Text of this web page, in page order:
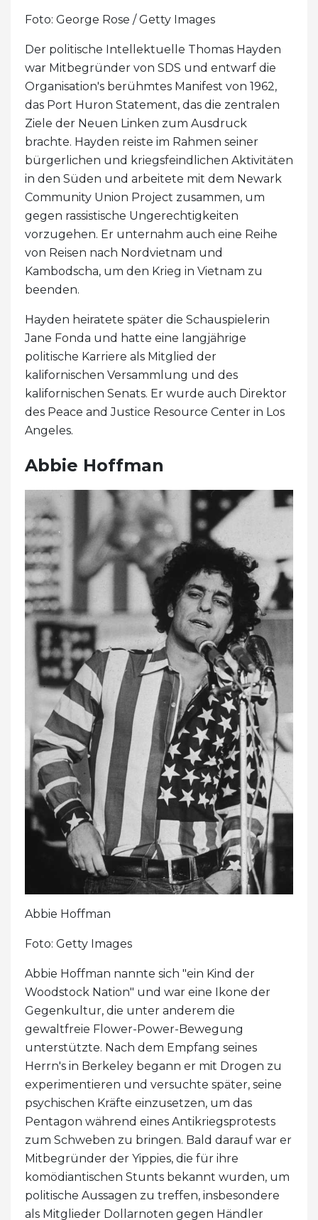
Foto: George Rose / Getty Images
Der politische Intellektuelle Thomas Hayden
war Mitbegründer von SDS und entwarf die
Organisation's berühmtes Manifest von 1962,
das Port Huron Statement, das die zentralen
Ziele der Neuen Linken zum Ausdruck
brachte. Hayden reiste im Rahmen seiner
bürgerlichen und kriegsfeindlichen Aktivitäten
in den Süden und arbeitete mit dem Newark
Community Union Project zusammen, um
gegen rassistische Ungerechtigkeiten
vorzugehen. Er unternahm auch eine Reihe
von Reisen nach Nordvietnam und
Kambodscha, um den Krieg in Vietnam zu
beenden.
Hayden heiratete später die Schauspielerin
Jane Fonda und hatte eine langjährige
politische Karriere als Mitglied der
kalifornischen Versammlung und des
kalifornischen Senats. Er wurde auch Direktor
des Peace and Justice Resource Center in Los
Angeles.
Abbie Hoffman
Abbie Hoffman
Foto: Getty Images
Abbie Hoffman nannte sich "ein Kind der
Woodstock Nation" und war eine Ikone der
Gegenkultur, die unter anderem die
gewaltfreie Flower-Power-Bewegung
unterstützte. Nach dem Empfang seines
Herrn's in Berkeley begann er mit Drogen zu
experimentieren und versuchte später, seine
psychischen Kräfte einzusetzen, um das
Pentagon während eines Antikriegsprotests
zum Schweben zu bringen. Bald darauf war er
Mitbegründer der Yippies, die für ihre
komödiantischen Stunts bekannt wurden, um
politische Aussagen zu treffen, insbesondere
als Mitglieder Dollarnoten gegen Händler